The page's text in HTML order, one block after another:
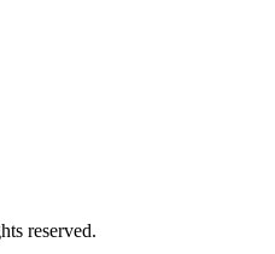
reserved.